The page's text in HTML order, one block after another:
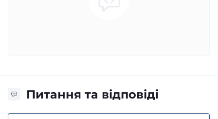
Питання та відповіді